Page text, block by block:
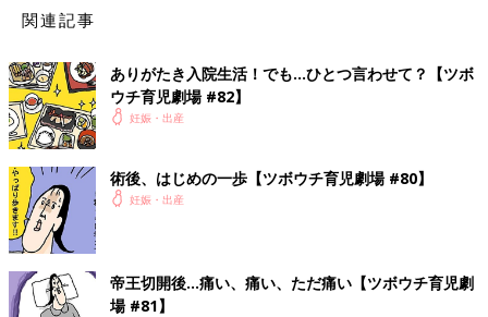
ついに産まれました！出生体重およそ3400グラムの、やや大き
めベビーです。
関連記事
ありがたき入院生活！でも…ひとつ言わせて？【ツボ
ウチ育児劇場 #82】
妊娠・出産
術後、はじめの一歩【ツボウチ育児劇場 #80】
妊娠・出産
帝王切開後…痛い、痛い、ただ痛い【ツボウチ育児劇
場 #81】